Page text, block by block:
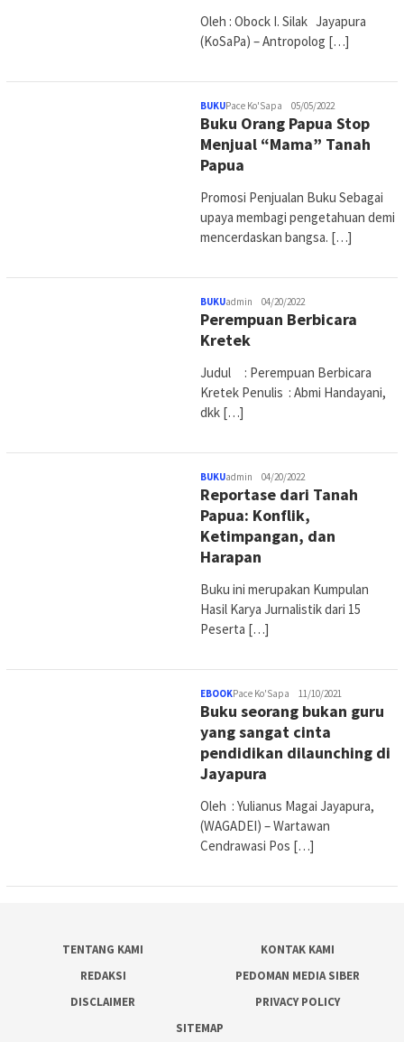
Oleh : Obock I. Silak Jayapura
(KoSaPa) – Antropolog […]
BUKUPace Ko'Sapa 05/05/2022
Buku Orang Papua Stop
Menjual “Mama” Tanah
Papua
Promosi Penjualan Buku Sebagai
upaya membagi pengetahuan demi
mencerdaskan bangsa. […]
BUKUadmin 04/20/2022
Perempuan Berbicara
Kretek
Judul : Perempuan Berbicara
Kretek Penulis : Abmi Handayani,
dkk […]
BUKUadmin 04/20/2022
Reportase dari Tanah
Papua: Konflik,
Ketimpangan, dan
Harapan
Buku ini merupakan Kumpulan
Hasil Karya Jurnalistik dari 15
Peserta […]
EBOOKPace Ko'Sapa 11/10/2021
Buku seorang bukan guru
yang sangat cinta
pendidikan dilaunching di
Jayapura
Oleh : Yulianus Magai Jayapura,
(WAGADEI) – Wartawan
Cendrawasi Pos […]
TENTANG KAMI
KONTAK KAMI
REDAKSI
PEDOMAN MEDIA SIBER
DISCLAIMER
PRIVACY POLICY
SITEMAP